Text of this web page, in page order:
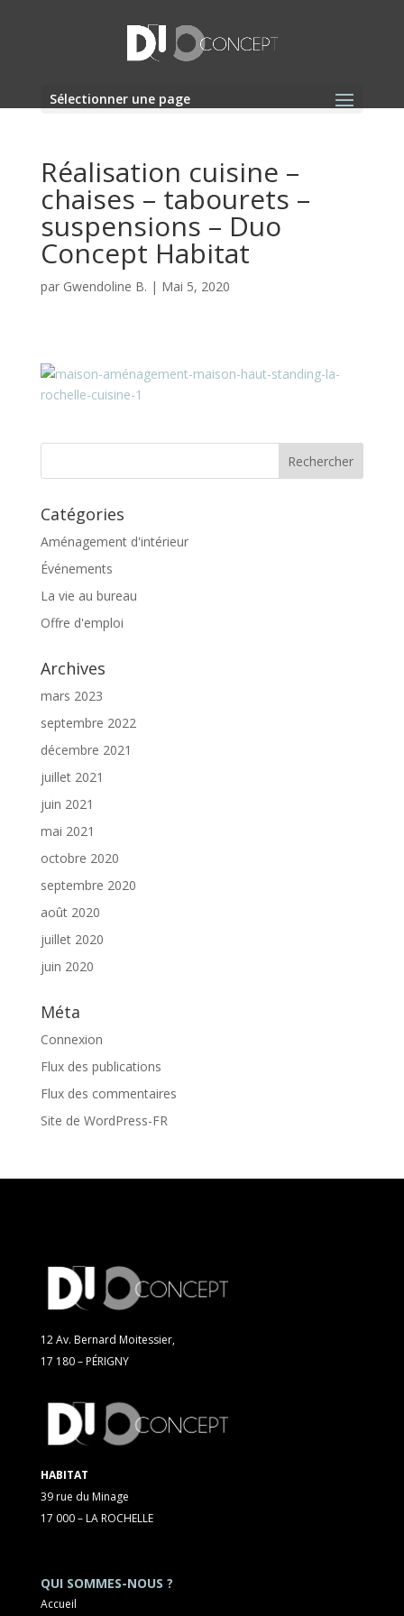
Sélectionner une page
Réalisation cuisine –
chaises – tabourets –
suspensions – Duo
Concept Habitat
par Gwendoline B. | Mai 5, 2020
Catégories
Aménagement d'intérieur
Événements
La vie au bureau
Offre d'emploi
Archives
mars 2023
septembre 2022
décembre 2021
juillet 2021
juin 2021
mai 2021
octobre 2020
septembre 2020
août 2020
juillet 2020
juin 2020
Méta
Connexion
Flux des publications
Flux des commentaires
Site de WordPress-FR
12 Av. Bernard Moitessier,
17 180 – PÉRIGNY
HABITAT
39 rue du Minage
17 000 – LA ROCHELLE
QUI SOMMES-NOUS ?
Accueil